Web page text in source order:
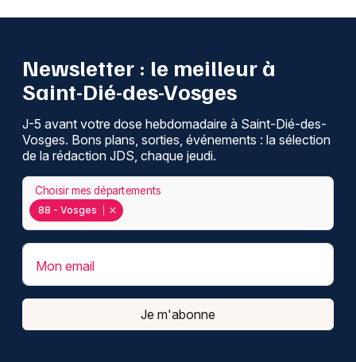
Newsletter : le meilleur à
Saint-Dié-des-Vosges
J-5 avant votre dose hebdomadaire à Saint-Dié-des-
Vosges. Bons plans, sorties, événements : la sélection
de la rédaction JDS, chaque jeudi.
88 - Vosges
Choisir mes départements
Mon email
Je m'abonne